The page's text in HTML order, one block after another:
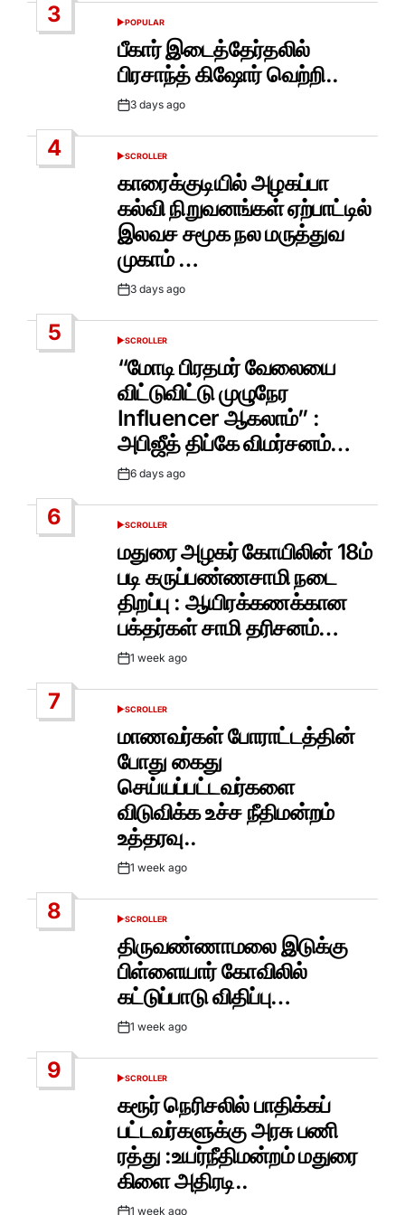
3
POSTED
IN
POPULAR
பீகார் இடைத்தேர்தலில்
பிரசாந்த் கிஷோர் வெற்றி..
Post3 days ago
4
POSTED
SCROLLER
காரைக்குடியில் அழகப்பா
கல்வி நிறுவனங்கள் ஏற்பாட்டில்
இலவச சமூக நல மருத்துவ
முகாம் …
Post3 days ago
5
POSTED
IN
SCROLLER
“மோடி பிரதமர் வேலையை
விட்டுவிட்டு முழுநேர
Influencer ஆகலாம்” :
அபிஜீத் திப்கே விமர்சனம்…
Post6 days ago
6
POSTED
SCROLLER
மதுரை அழகர் கோயிலின் 18ம்
படி கருப்பண்ணசாமி நடை
திறப்பு : ஆயிரக்கணக்கான
பக்தர்கள் சாமி தரிசனம்…
Post1 week ago
7
POSTED
SCROLLER
மாணவர்கள் போராட்டத்தின்
போது கைது
செய்யப்பட்டவர்களை
விடுவிக்க உச்ச நீதிமன்றம்
உத்தரவு..
Post1 week ago
8
POSTED
SCROLLER
திருவண்ணாமலை இடுக்கு
பிள்ளையார் கோவிலில்
கட்டுப்பாடு விதிப்பு…
Post1 week ago
9
POSTED
SCROLLER
கரூர் நெரிசலில் பாதிக்கப்
பட்டவர்களுக்கு அரசு பணி
ரத்து :உயர்நீதிமன்றம் மதுரை
கிளை அதிரடி..
1 week ago